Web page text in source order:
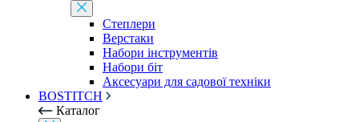
Степлери
Верстаки
Набори інструментів
Набори біт
Аксесуари для садової техніки
BOSTITCH
Каталог